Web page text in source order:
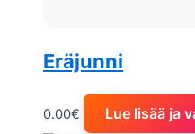
Eräjunni
0.00€ Lue lisää ja